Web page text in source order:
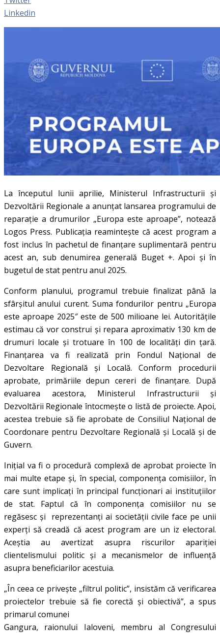
Linkedin
La începutul lunii aprilie, Ministerul Infrastructurii și
Dezvoltării Regionale a anunțat lansarea programului de
reparație a drumurilor „Europa este aproape”, notează
Logos Press. Publicația reamintește că acest program a
fost inclus în pachetul de finanțare suplimentară pentru
acest an, sub denumirea generală Buget +. Apoi și în
bugetul de stat pentru anul 2025.
Conform planului, programul trebuie finalizat până la
sfârșitul anului curent. Suma fondurilor pentru „Europa
este aproape 2025″ este de 500 milioane lei. Autoritățile
estimau că vor construi și repara aproximativ 130 km de
drumuri locale și trotuare în 100 de localități din țară.
Finanțarea va fi realizată prin Fondul Național de
Dezvoltare Regională și Locală. Conform procedurii
aprobate, primăriile depun cereri de finanțare. După
evaluarea acestora, Ministerul Infrastructurii și
Dezvoltării Regionale întocmește o listă de proiecte. Apoi,
acestea trebuie să fie aprobate de Consiliul Național de
Coordonare pentru Dezvoltare Regională și Locală și de
Guvern.
Inițial va fi o procedură complexă de aprobat proiecte în
mai multe etape și, în special, componența comisiilor, în
care sunt implicați în principal funcționari ai instituțiilor
de stat. Faptul că în componența comisiilor nu se
regăsesc și reprezentanți ai societății civile face pe unii
experți să creadă că acest program are un iz electoral.
Aceștia au avertizat asupra riscurilor apariției
clientelismului politic și a mecanismelor de influență
asupra beneficiarilor acestuia.
„În ceea ce privește „filtrul politic”, insistăm că verificarea
proiectelor trebuie să fie corectă și obiectivă”, a spus
primarul comunei
Gangura, raionului Ialoveni, membru al Congresului